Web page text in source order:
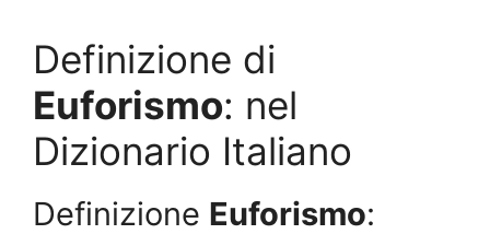
Definizione di
Euforismo: nel
Dizionario Italiano
Definizione Euforismo: